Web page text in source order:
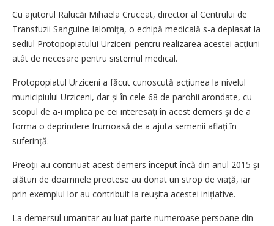
Cu ajutorul Ralucăi Mihaela Cruceat, director al Centrului de
Transfuzii Sanguine Ialomița, o echipă medicală s-a deplasat la
sediul Protopopiatului Urziceni pentru realizarea acestei acțiuni
atât de necesare pentru sistemul medical.
Protopopiatul Urziceni a făcut cunoscută acțiunea la nivelul
municipiului Urziceni, dar și în cele 68 de parohii arondate, cu
scopul de a-i implica pe cei interesați în acest demers și de a
forma o deprindere frumoasă de a ajuta semenii aflați în
suferință.
Preoții au continuat acest demers început încă din anul 2015 și
alături de doamnele preotese au donat un strop de viață, iar
prin exemplul lor au contribuit la reușita acestei inițiative.
La demersul umanitar au luat parte numeroase persoane din